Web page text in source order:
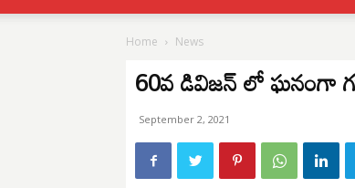
Home News
60వ డివిజన్ లో ఘనంగా
September 2, 2021